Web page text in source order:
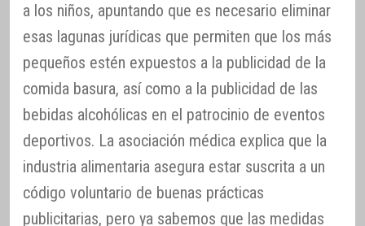
a los niños, apuntando que es necesario eliminar
esas lagunas jurídicas que permiten que los más
pequeños estén expuestos a la publicidad de la
comida basura, así como a la publicidad de las
bebidas alcohólicas en el patrocinio de eventos
deportivos. La asociación médica explica que la
industria alimentaria asegura estar suscrita a un
código voluntario de buenas prácticas
publicitarias, pero ya sabemos que las medidas